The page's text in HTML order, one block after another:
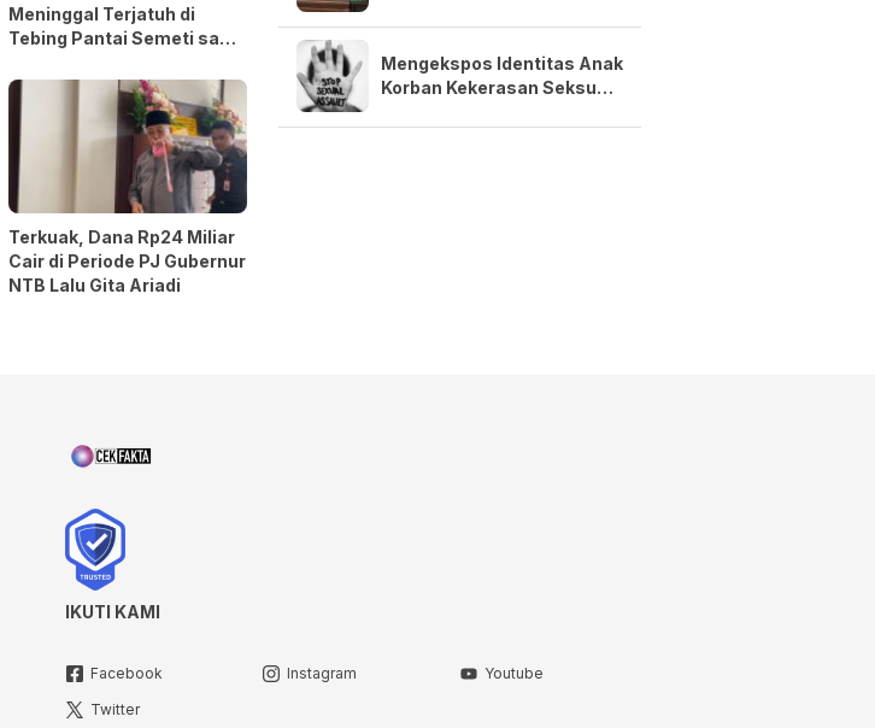
Meninggal Terjatuh di
Tebing Pantai Semeti saat
Terkuak, Dana Rp24 Miliar
Cair di Periode PJ Gubernur
NTB Lalu Gita Ariadi
Mengekspos Identitas Anak
Korban Kekerasan Seksual
IKUTI KAMI
Facebook Instagram
Youtube
Twitter